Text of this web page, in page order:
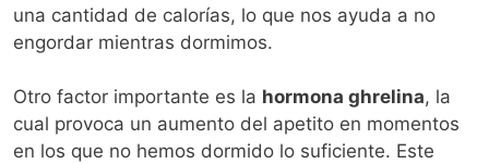
una cantidad de calorías, lo que nos ayuda a no
engordar mientras dormimos.
Otro factor importante es la hormona ghrelina, la
cual provoca un aumento del apetito en momentos
en los que no hemos dormido lo suficiente. Este